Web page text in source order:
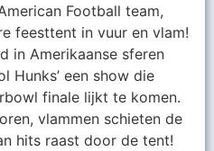
Football team,
feesttent in vuur en vlam!
in Amerikaanse sferen
Hunks’ een show die
finale lijkt te komen.
vlammen schieten de
hits raast door de tent!